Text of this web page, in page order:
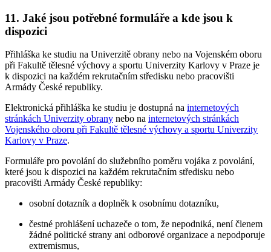
11. Jaké jsou potřebné formuláře a kde jsou k
dispozici
Přihláška ke studiu na Univerzitě obrany nebo na Vojenském oboru
při Fakultě tělesné výchovy a sportu Univerzity Karlovy v Praze je
k dispozici na každém rekrutačním středisku nebo pracovišti
Armády České republiky.
Elektronická přihláška ke studiu je dostupná na internetových
stránkách Univerzity obrany nebo na internetových stránkách
Vojenského oboru při Fakultě tělesné výchovy a sportu Univerzity
Karlovy v Praze.
Formuláře pro povolání do služebního poměru vojáka z povolání,
které jsou k dispozici na každém rekrutačním středisku nebo
pracovišti Armády České republiky:
osobní dotazník a doplněk k osobnímu dotazníku,
čestné prohlášení uchazeče o tom, že nepodniká, není členem
žádné politické strany ani odborové organizace a nepodporuje
extremismus,